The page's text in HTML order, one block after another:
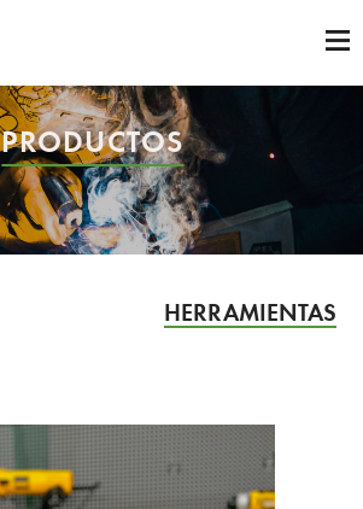
PRODUCTOS
HERRAMIENTAS